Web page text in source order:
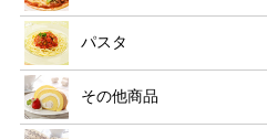
パスタ
その他商品